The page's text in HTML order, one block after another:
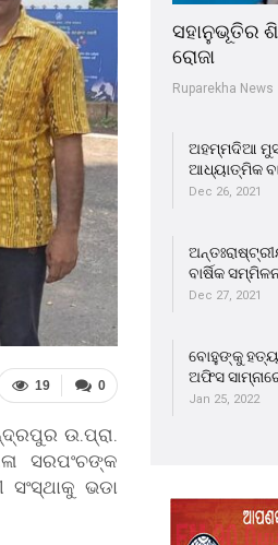
0
19
ଉ.ପ୍ରା.
ସରପଂଚଙ୍କ
ଭଡା
ସହାନୁଭୂତିର
ରୋଜା
Ruparekha News
ଅହମ୍ମଦିଆ
ଆଧ୍ୟାତ୍ମିକ
Dec 26, 2021
ବାର୍ଷିକ
Dec 27, 2021
ବୋହୁଙ୍କୁ
ଅଫିସ
Jan 25, 2022